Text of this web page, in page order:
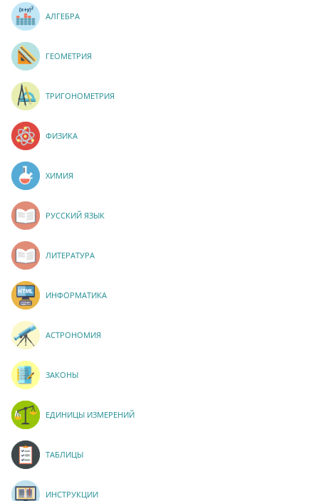
АЛГЕБРА
ГЕОМЕТРИЯ
ТРИГОНОМЕТРИЯ
ФИЗИКА
ХИМИЯ
РУССКИЙ ЯЗЫК
ЛИТЕРАТУРА
ИНФОРМАТИКА
АСТРОНОМИЯ
ЗАКОНЫ
ЕДИНИЦЫ ИЗМЕРЕНИЙ
ТАБЛИЦЫ
ИНСТРУКЦИИ